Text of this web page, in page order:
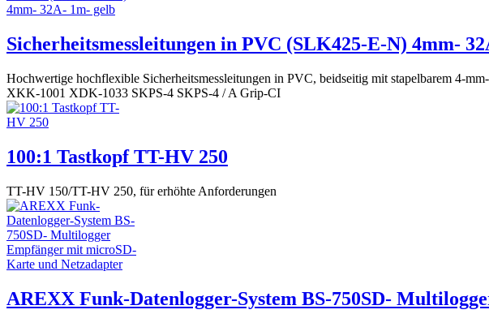
Sicherheitsmessleitungen in PVC (SLK425-E-N) 4mm-
Hochwertige hochflexible Sicherheitsmessleitungen in PVC, beidseitig mit stapelbarem 4-
XKK-1001 XDK-1033 SKPS-4 SKPS-4 / A Grip-CI
100:1 Tastkopf TT-HV 250
TT-HV 150/TT-HV 250, für erhöhte Anforderungen
AREXX Funk-Datenlogger-System BS-750SD-